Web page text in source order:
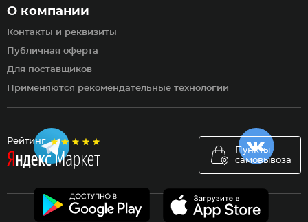
Рейтинг
Пункты
самовывоза
О компании
Контакты и реквизиты
Публичная оферта
Для поставщиков
Применяются рекомендательные технологии